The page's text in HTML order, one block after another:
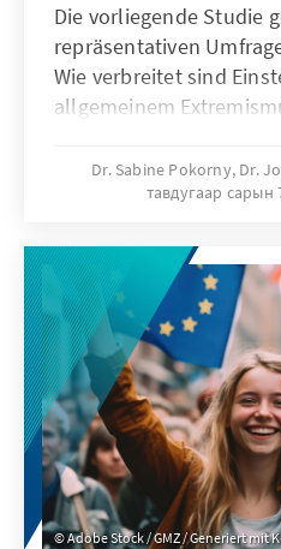
Die vorliegende Studie
repräsentativen
Wie verbreitet sind
allgemeinem
gehören? Wie viele
Ideen aus mehreren
Nähe zu einem
mit weiteren
Institutionenvertrauen,
Verschwörungstheorie)?
Dr. Sabine Pokorny, Dr.
тавдугаар сарын
Adobe Stock / GMZ / Generiert mit